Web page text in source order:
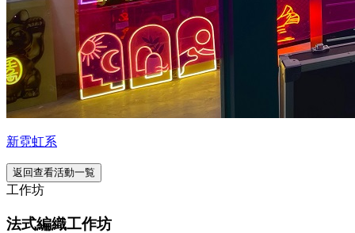
新霓虹系
返回查看活動一覧
工作坊
法式編織工作坊